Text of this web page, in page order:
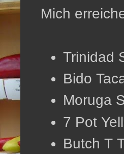
Mich
Trinidad
Bido
Moruga
7 Pot
Butch T